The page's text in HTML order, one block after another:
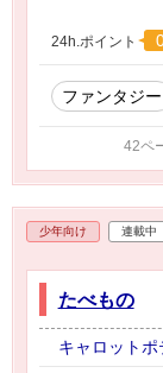
24h.ポイント
ファンタジー
42ペ
少年向け 連載中
たべもの
キャロットポ